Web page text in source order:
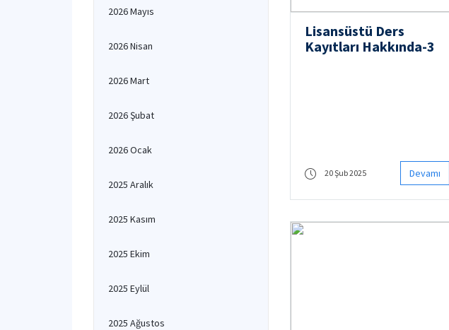
2026 Mayıs
2026 Nisan
2026 Mart
2026 Şubat
2026 Ocak
2025 Aralık
2025 Kasım
2025 Ekim
2025 Eylül
2025 Ağustos
Lisansüstü Ders
Kayıtları Hakkında-3
20 Şub 2025 Devamı